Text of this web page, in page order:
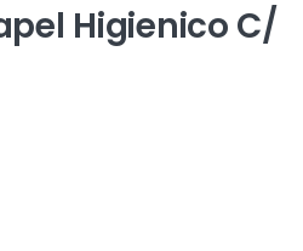
Higienico C/